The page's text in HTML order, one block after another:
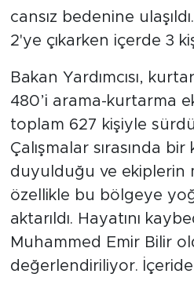
cansız bedenine
2'ye çıkarken içerde 3
Bakan Yardımcısı,
480’i arama-kurtarma
toplam 627 kişiyle
Çalışmalar sırasında bir
duyulduğu ve ekiplerin
özellikle bu bölgeye
aktarıldı. Hayatını
Muhammed Emir Bilir
değerlendiriliyor.